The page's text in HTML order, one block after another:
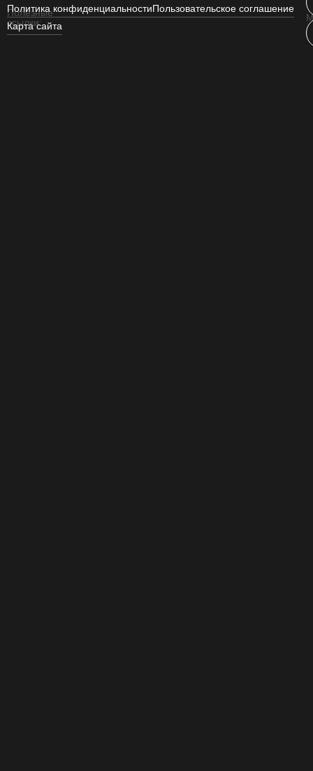
Полезные
ссылки:
Политика конфиденциальностиПользовательское соглашение
Карта сайта